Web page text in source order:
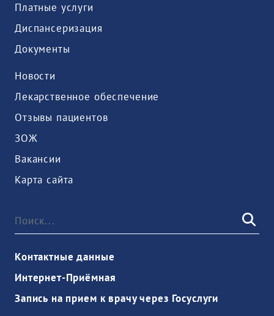
Платные услуги
Диспансеризация
Документы
Новости
Лекарственное обеспечение
Отзывы пациентов
ЗОЖ
Вакансии
Карта сайта
Контактные данные
Интернет-Приёмная
Запись на прием к врачу через Госуслуги